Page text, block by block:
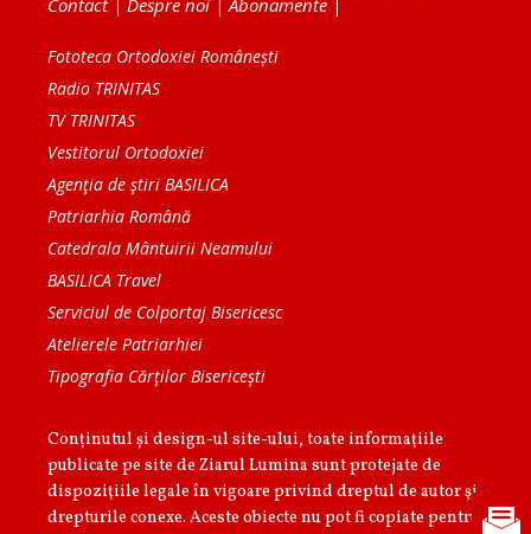
Fototeca Ortodoxiei Românești
Radio TRINITAS
TV TRINITAS
Vestitorul Ortodoxiei
Agenţia de ştiri BASILICA
Patriarhia Română
Catedrala Mântuirii Neamului
BASILICA Travel
Serviciul de Colportaj Bisericesc
Atelierele Patriarhiei
Tipografia Cărţilor Bisericeşti
Conținutul și design-ul site-ului, toate informaţiile
publicate pe site de Ziarul Lumina sunt protejate de
dispoziţiile legale în vigoare privind dreptul de autor şi
drepturile conexe. Aceste obiecte nu pot fi copiate pentru